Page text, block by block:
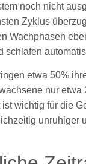
noch nicht
Zyklus
Wachphasen
schlafen
etwa 50%
nur etwa
wichtig für die
unruhiger